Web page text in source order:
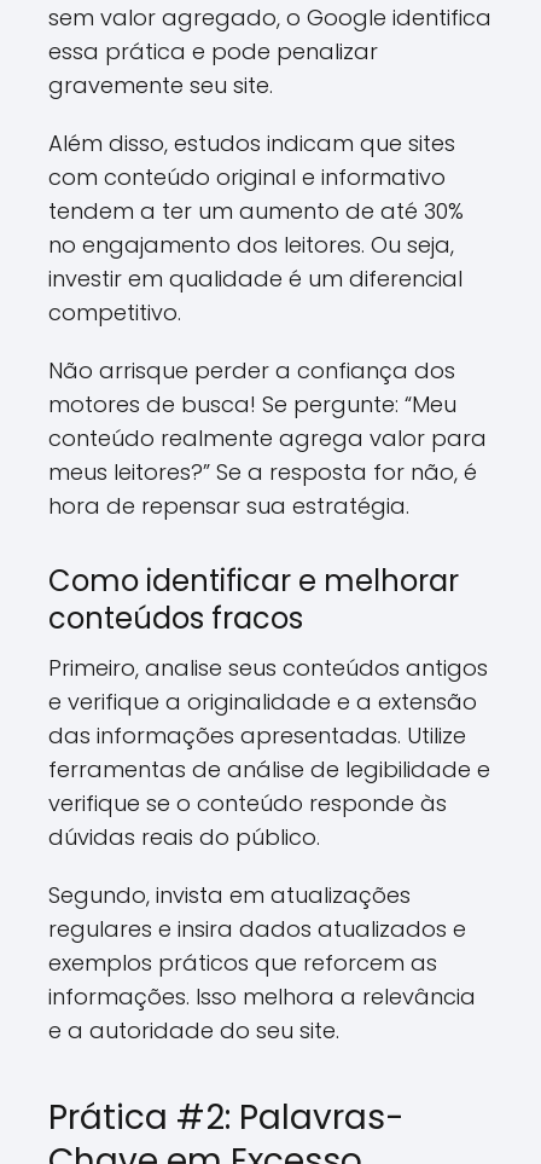
sem valor agregado, o Google identifica
essa prática e pode penalizar
gravemente seu site.
Além disso, estudos indicam que sites
com conteúdo original e informativo
tendem a ter um aumento de até 30%
no engajamento dos leitores. Ou seja,
investir em qualidade é um diferencial
competitivo.
Não arrisque perder a confiança dos
motores de busca! Se pergunte: “Meu
conteúdo realmente agrega valor para
meus leitores?” Se a resposta for não, é
hora de repensar sua estratégia.
Como identificar e melhorar
conteúdos fracos
Primeiro, analise seus conteúdos antigos
e verifique a originalidade e a extensão
das informações apresentadas. Utilize
ferramentas de análise de legibilidade e
verifique se o conteúdo responde às
dúvidas reais do público.
Segundo, invista em atualizações
regulares e insira dados atualizados e
exemplos práticos que reforcem as
informações. Isso melhora a relevância
e a autoridade do seu site.
Prática #2: Palavras-